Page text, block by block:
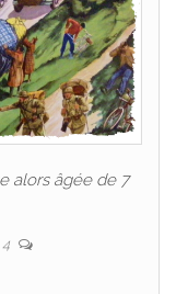
alors âgée de 7
4